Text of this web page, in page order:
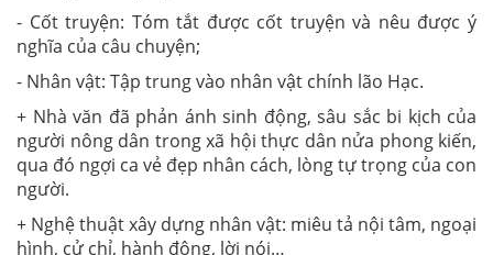
- Cốt truyện: Tóm tắt được cốt truyện và nêu được ý
nghĩa của câu chuyện;
- Nhân vật: Tập trung vào nhân vật chính lão Hạc.
+ Nhà văn đã phản ánh sinh động, sâu sắc bi kịch của
người nông dân trong xã hội thực dân nửa phong kiến,
qua đó ngợi ca vẻ đẹp nhân cách, lòng tự trọng của con
người.
+ Nghệ thuật xây dựng nhân vật: miêu tả nội tâm, ngoại
hình, cử chỉ, hành động, lời nói…